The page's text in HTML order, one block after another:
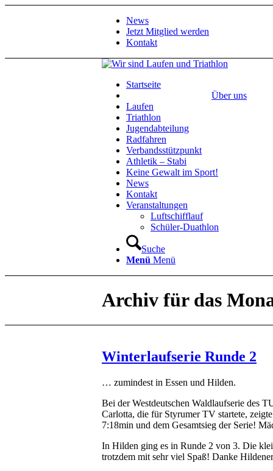
News
Jetzt Mitglied werden
Kontakt
Startseite
Über uns
Laufen
Triathlon
Jugendabteilung
Radfahren
Verbandsstützpunkt
Athletik – Stabi
Keine Gewalt im Sport!
News
Kontakt
Veranstaltungen
Luftschifflauf
Schüler-Duathlon
Suche
Menü Menü
Archiv für das
Winterlaufserie Runde 2
… zumindest in Essen und Hilden.
Bei der Westdeutschen Waldlaufserie des
Carlotta, die für Styrumer TV startete,
7:18min und dem Gesamtsieg der Serie!
In Hilden ging es in Runde 2 von 3. Die
trotzdem mit sehr viel Spaß! Danke